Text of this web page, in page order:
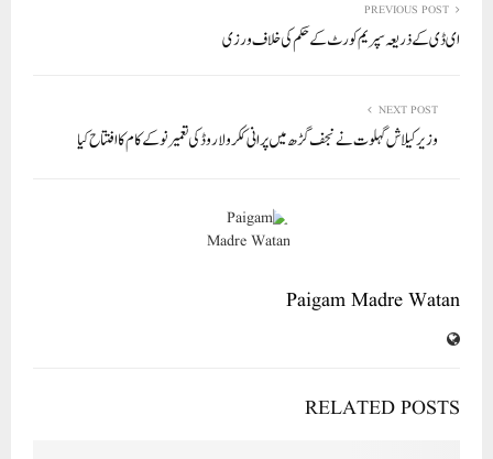
A
pp
ok
r
In PREVIOUS POST
ای ڈی کے ذریعہ سپریم کورٹ کے حکم کی خلاف ورزی
NEXT POST
وزیر کیلاش گہلوت نے نجف گڑھ میں پرانی ککرولا روڈ کی تعمیر نو کے کام کا افتتاح کیا
Paigam Madre Watan
RELATED POSTS